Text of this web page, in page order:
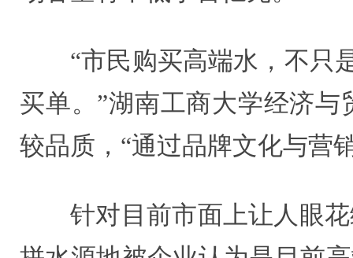
“市民购买高端水，不只
买单。”湖南工商大学经济
较品质，“通过品牌文化与营
针对目前市面上让人眼